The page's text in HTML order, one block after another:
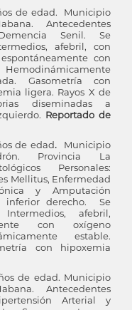
de edad. Municipio
Antecedentes
Senil. Se
afebril, con
con
Gasometría con
ligera. Rayos X de
diseminadas a
Reportado de
de edad. Municipio
Provincia La
Personales:
Mellitus, Enfermedad
y Amputación
inferior derecho. Se
afebril,
con oxígeno
estable.
con hipoxemia
de edad. Municipio
Antecedentes
Arterial y